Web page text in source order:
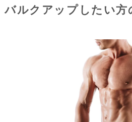
バルクアップしたい方